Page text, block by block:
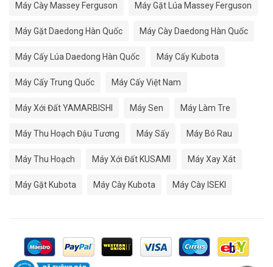
Máy Cày Massey Ferguson Máy Gặt Lúa Massey Ferguson
Máy Gặt Daedong Hàn Quốc Máy Cày Daedong Hàn Quốc
Máy Cấy Lúa Daedong Hàn Quốc Máy Cấy Kubota
Máy Cấy Trung Quốc Máy Cấy Việt Nam
Máy Xới Đất YAMARBISHI Máy Sen Máy Làm Tre
Máy Thu Hoạch Đậu Tương Máy Sấy Máy Bó Rau
Máy Thu Hoạch Máy Xới Đất KUSAMI Máy Xay Xát
Máy Gặt Kubota Máy Cày Kubota Máy Cày ISEKI